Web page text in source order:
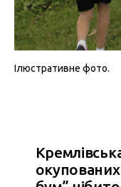
Ілюстративне фото.